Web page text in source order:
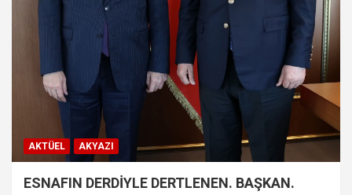
AKTÜEL AKYAZI
ESNAFIN DERDİYLE DERTLENEN. BAŞKAN.